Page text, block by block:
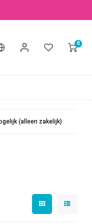
0
(alleen zakelijk)